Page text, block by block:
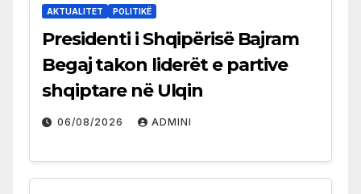
AKTUALITET POLITIKË
Presidenti i Shqipërisë Bajram
Begaj takon liderët e partive
shqiptare në Ulqin
06/08/2026 ADMINI